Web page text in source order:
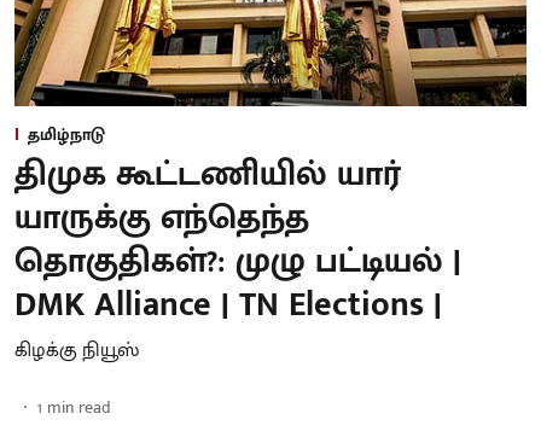
தமிழ்நாடு
திமுக கூட்டணியில் யார்
யாருக்கு எந்தெந்த
தொகுதிகள்?: முழு பட்டியல் |
DMK Alliance | TN Elections |
கிழக்கு நியூஸ்
1 min read